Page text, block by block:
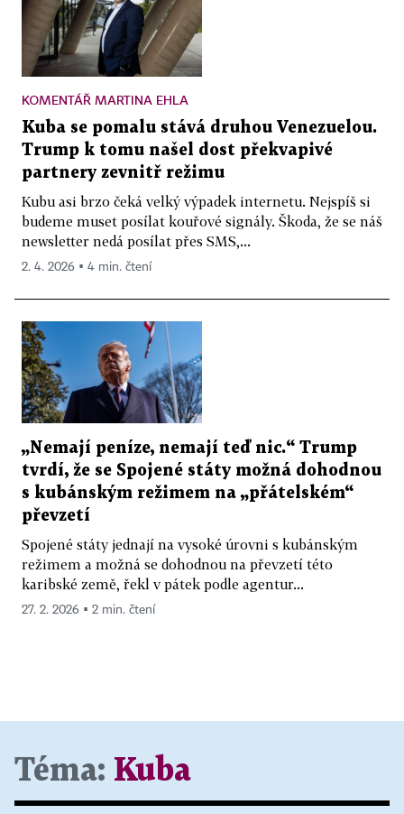
KOMENTÁŘ MARTINA EHLA
Kuba se pomalu stává druhou Venezuelou.
Trump k tomu našel dost překvapivé
partnery zevnitř režimu
Kubu asi brzo čeká velký výpadek internetu. Nejspíš si
budeme muset posílat kouřové signály. Škoda, že se náš
newsletter nedá posílat přes SMS,...
2. 4. 2026 ▪ 4 min. čtení
„Nemají peníze, nemají teď nic.“ Trump
tvrdí, že se Spojené státy možná dohodnou
s kubánským režimem na „přátelském“
převzetí
Spojené státy jednají na vysoké úrovni s kubánským
režimem a možná se dohodnou na převzetí této
karibské země, řekl v pátek podle agentur...
27. 2. 2026 ▪ 2 min. čtení
Téma: Kuba